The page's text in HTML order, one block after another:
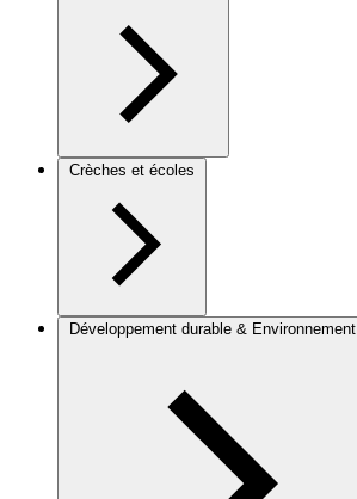
Crèches et écoles
Développement durable & Environnement